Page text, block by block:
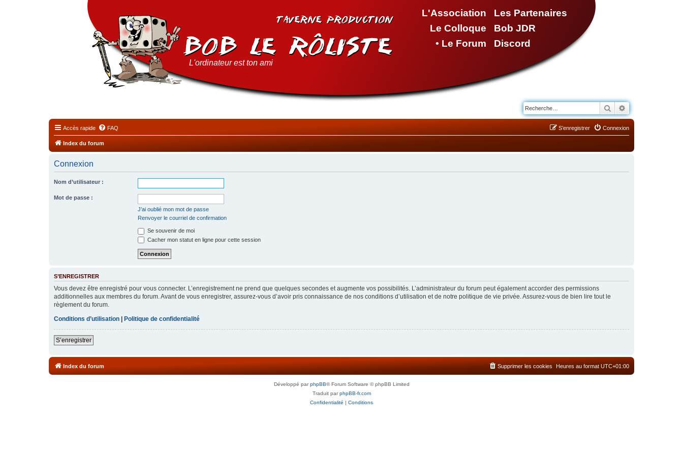
L'Association
Le Colloque
• Le Forum
Les Partenaires
Bob JDR
Discord
L'ordinateur est ton ami
Rechercher
Accès rapide FAQ Connexion
S’enregistrer
Index du forum
Connexion
Nom d’utilisateur :
Mot de passe :
J’ai oublié mon mot de passe
Renvoyer le courriel de confirmation
Se souvenir de moi
Cacher mon statut en ligne pour cette session
S’ENREGISTRER
Vous devez être enregistré pour vous connecter. L’enregistrement ne prend que quelques secondes et augmente vos possibilités. L’administrateur du forum peut également accorder des permissions
additionnelles aux membres du forum. Avant de vous enregistrer, assurez-vous d’avoir pris connaissance de nos conditions d’utilisation et de notre politique de vie privée. Assurez-vous de bien lire tout le
règlement du forum.
Conditions d’utilisation | Politique de confidentialité
S’enregistrer
Index du forum Heures au format UTC+01:00
Supprimer les cookies
Développé parphpBB® Forum Software © phpBB Limited
Traduit parphpBB-fr.com
Confidentialité | Conditions